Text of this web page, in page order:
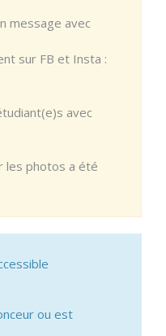
message avec
sur FB et Insta :
avec
les photos a été
ou est